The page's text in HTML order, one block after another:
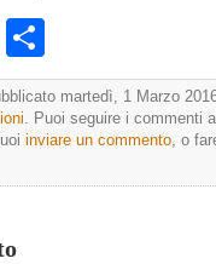
WhatsApp
martedì, 1 Marzo
. Puoi seguire i commenti
inviare un commento, o